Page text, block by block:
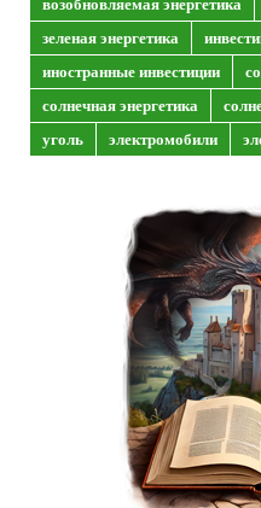
зеленая энергетика
иностранные инвестиции
солнечная энергетика
уголь
электромобили